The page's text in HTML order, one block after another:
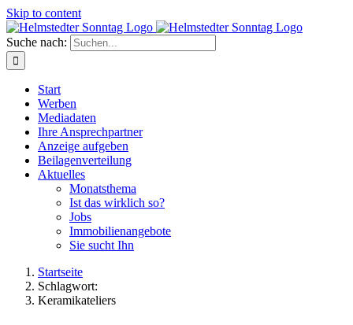
Skip to content
Suche nach:
Start
Werben
Mediadaten
Ihre Ansprechpartner
Anzeige aufgeben
Beilagenverteilung
Aktuelles
Monatsthema
Ist das wirklich so?
Jobs
Immobilienangebote
Sie sucht Ihn
Startseite
Schlagwort:
Keramikateliers